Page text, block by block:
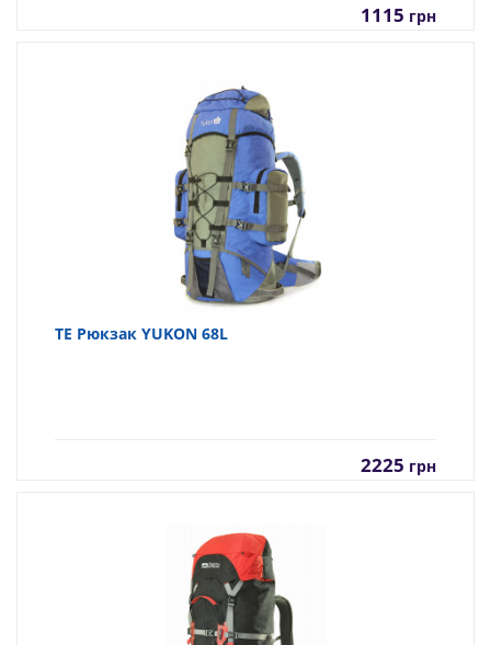
1115 грн
TE Рюкзак YUKON 68L
2225 грн